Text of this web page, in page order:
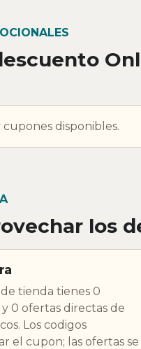
cupones disponibles.
los
tienda tienes 0
0 ofertas directas de
Los codigos
el cupon; las ofertas se